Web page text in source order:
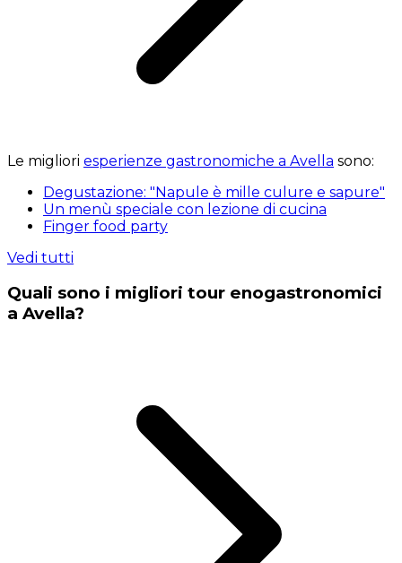
Le migliori esperienze gastronomiche a Avella sono:
Degustazione: "Napule è mille culure e sapure"
Un menù speciale con lezione di cucina
Finger food party
Vedi tutti
Quali sono i migliori tour enogastronomici
a Avella?